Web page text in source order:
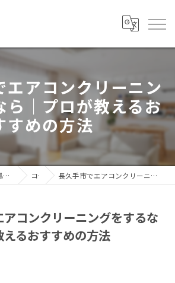
エアコンクリーニン
ら｜プロが教えるお
すめの方法
愛知県尾張旭市を拠点とした清掃なら株式会社ポップ コラム 長久手市でエアコンクリーニングをするなら｜プロが教えるおすすめの方法
コンクリーニングをするな
えるおすすめの方法